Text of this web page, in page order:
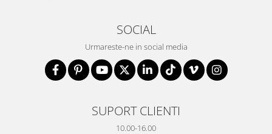
SOCIAL
Urmareste-ne in social media
SUPORT CLIENTI
10.00-16.00